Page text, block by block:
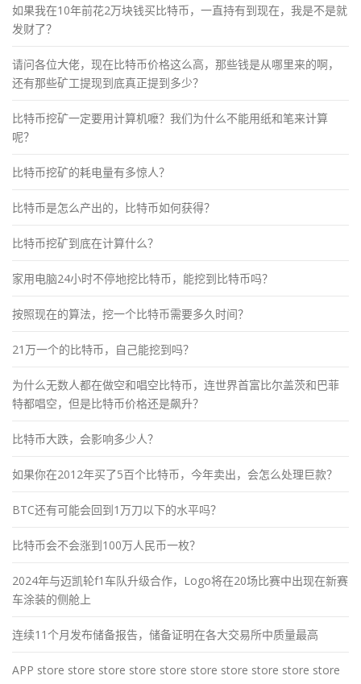
如果我在10年前花2万块钱买比特币，一直持有到现在，我是不是就
发财了？
请问各位大佬，现在比特币价格这么高，那些钱是从哪里来的啊，
还有那些矿工提现到底真正提到多少？
比特币挖矿一定要用计算机嚒？我们为什么不能用纸和笔来计算
呢？
比特币挖矿的耗电量有多惊人？
比特币是怎么产出的，比特币如何获得？
比特币挖矿到底在计算什么？
家用电脑24小时不停地挖比特币，能挖到比特币吗？
按照现在的算法，挖一个比特币需要多久时间？
21万一个的比特币，自己能挖到吗？
为什么无数人都在做空和唱空比特币，连世界首富比尔盖茨和巴菲
特都唱空，但是比特币价格还是飙升？
比特币大跌，会影响多少人？
如果你在2012年买了5百个比特币，今年卖出，会怎么处理巨款？
BTC还有可能会回到1万刀以下的水平吗？
比特币会不会涨到100万人民币一枚？
2024年与迈凯轮f1车队升级合作，Logo将在20场比赛中出现在新赛
车涂装的侧舱上
连续11个月发布储备报告，储备证明在各大交易所中质量最高
APP store store store store store store store store store store